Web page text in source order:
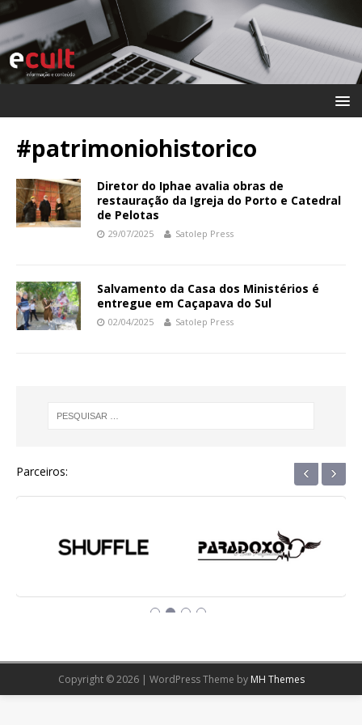
#patrimoniohistorico
Diretor do Iphae avalia obras de
restauração da Igreja do Porto e Catedral
de Pelotas
29/07/2025 Satolep Press
Salvamento da Casa dos Ministérios é
entregue em Caçapava do Sul
02/04/2025 Satolep Press
Parceiros: ‹ ›
Copyright © 2026 | WordPress Theme by MH Themes